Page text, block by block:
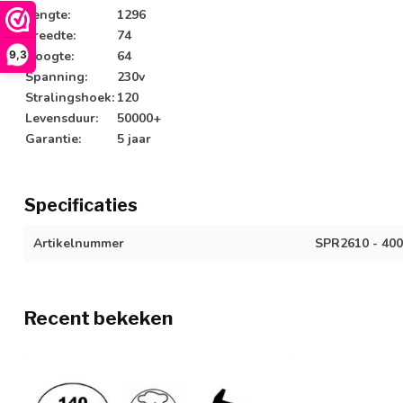
9,3
Lengte:
1296
Breedte:
74
Hoogte:
64
Spanning:
230v
Stralingshoek: 120
Levensduur:
50000+
Garantie:
5 jaar
Specificaties
Artikelnummer SPR2610 -
Recent bekeken